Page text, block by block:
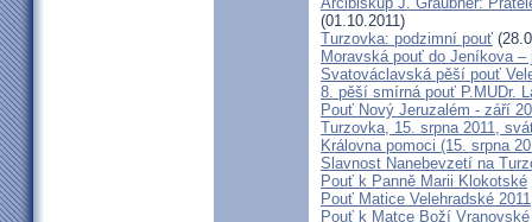
(01.10.2011)
Turzovka: podzimní pouť
Moravská pouť do Jeníkova
Svatováclavská pěší pouť
8. pěší smírná pouť P.MUDr.
Pouť Nový Jeruzalém - září
Turzovka, 15. srpna 2011,
Královna pomoci (15. srpna
Slavnost Nanebevzetí na
Pouť k Panně Marii Klokotské
Pouť Matice Velehradské 2011
Pouť k Matce Boží Vranovské